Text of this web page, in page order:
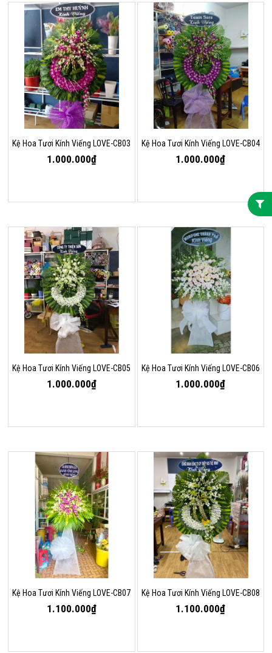
Kệ Hoa Tươi Kính Viếng LOVE-CB03
1.000.000₫
Kệ Hoa Tươi Kính Viếng LOVE-CB04
1.000.000₫
Kệ Hoa Tươi Kính Viếng LOVE-CB05
1.000.000₫
Kệ Hoa Tươi Kính Viếng LOVE-CB06
1.000.000₫
Kệ Hoa Tươi Kính Viếng LOVE-CB07
1.100.000₫
Kệ Hoa Tươi Kính Viếng LOVE-CB08
1.100.000₫